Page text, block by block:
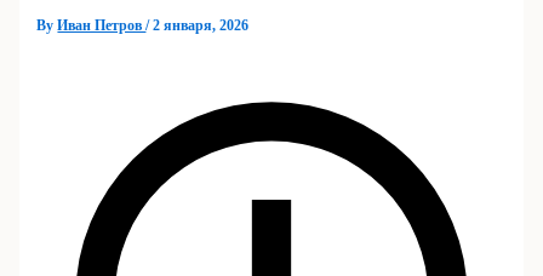
ByИван Петров/2 января, 2026